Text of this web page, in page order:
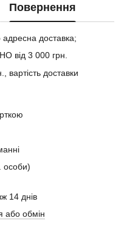
Повернення
доставка;
від 3 000 грн.
вартість доставки
особи)
14 днів
або обмін